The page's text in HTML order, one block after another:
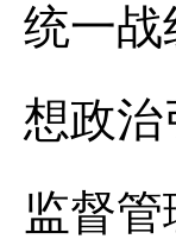
统一战
想政
监督